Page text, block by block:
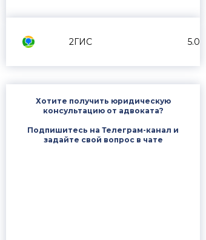
2ГИС 5.0
Хотите получить юридическую
консультацию от адвоката?
Подпишитесь на Телеграм-канал и
задайте свой вопрос в чате